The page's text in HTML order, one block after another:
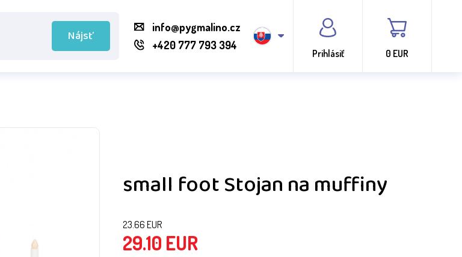
Nájsť
info@pygmalino.cz
+420 777 793 394
Prihlásiť 0 EUR
small foot Stojan na muffiny
23.66 EUR
29.10 EUR